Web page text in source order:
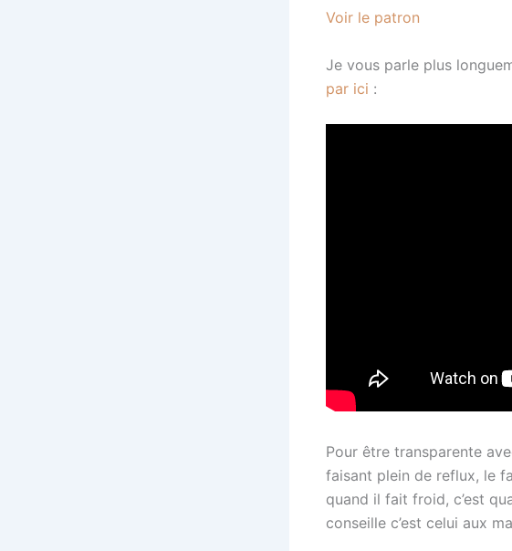
Voir le patron
Je vous parle plus
par ici :
Pour être transparente
faisant plein de reflux, le
quand il fait froid, c’est
conseille c’est celui aux